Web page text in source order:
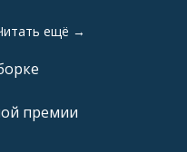
ещё →
премии